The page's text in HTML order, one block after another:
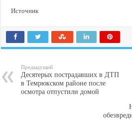
Источник
Предыдущий
Десятерых пострадавших в ДТП
в Темрюкском районе после
осмотра отпустили домой